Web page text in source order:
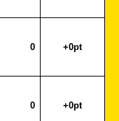
0 +0pt
0 +0pt